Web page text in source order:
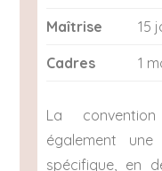
Maîtrise 15
Cadres 1
La
également une
spécifique, en